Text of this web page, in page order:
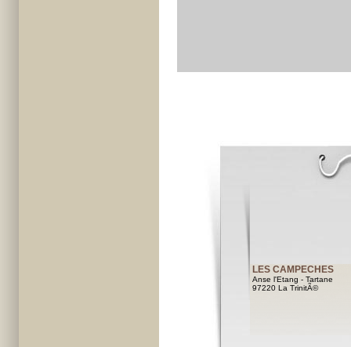
LES CAMPECHES
Anse l'Etang - Tartane
97220 La TrinitÃ©